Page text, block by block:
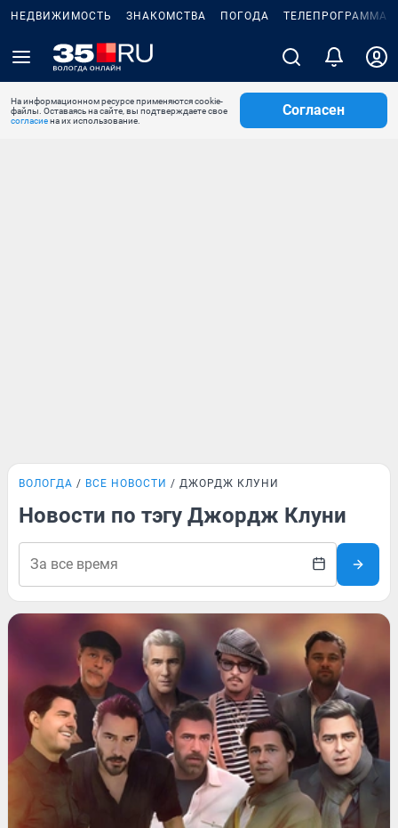
НЕДВИЖИМОСТЬ ЗНАКОМСТВА ПОГОДА ТЕЛЕПРОГРАММА
На информационном ресурсе применяются cookie-
файлы. Оставаясь на сайте, вы подтверждаете свое
согласиена их использование.
Согласен
ВОЛОГДА ВСЕ НОВОСТИ ДЖОРДЖ КЛУНИ
Новости по тэгу Джордж Клуни